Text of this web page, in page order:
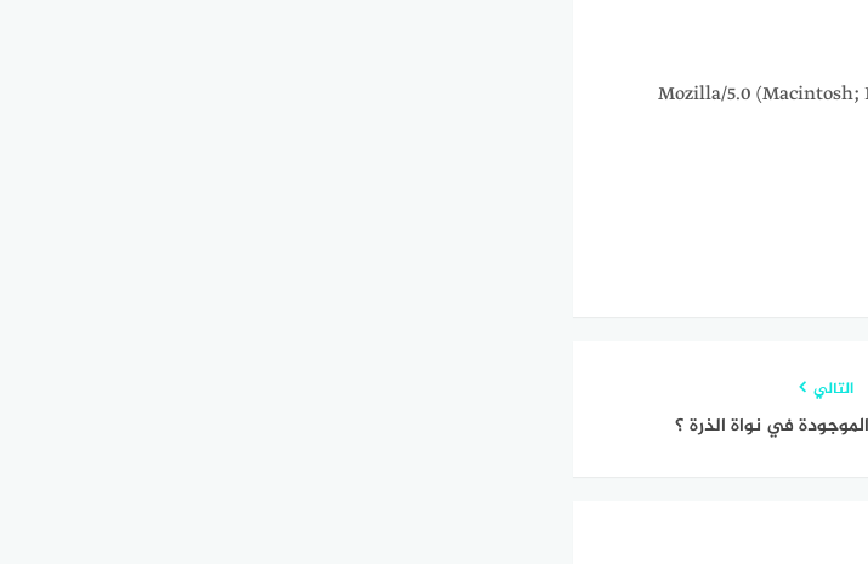
216.73.217.85 Mozilla/5.0
التالي
في نواة الذرة ؟